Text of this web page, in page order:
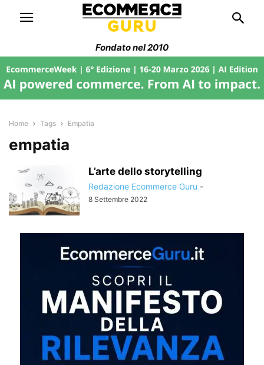
Fondato nel 2010
Home Tags Empatia
empatia
L’arte dello storytelling
Redazione Ecommerce Guru -
8 Settembre 2022